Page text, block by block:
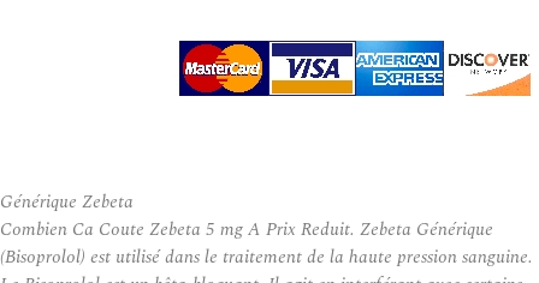
Générique Zebeta
Combien Ca Coute Zebeta 5 mg A Prix Reduit. Zebeta Générique
(Bisoprolol) est utilisé dans le traitement de la haute pression sanguine.